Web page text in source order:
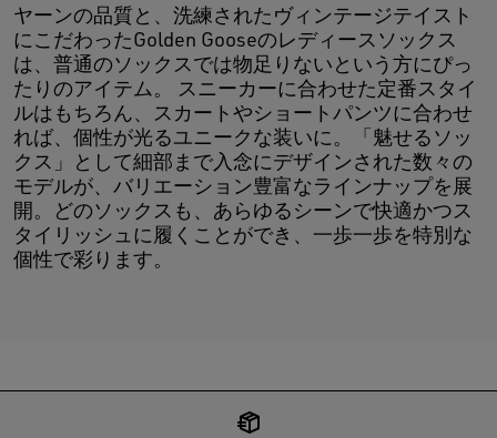
ヤーンの品質と、洗練されたヴィンテージテイスト
にこだわったGolden Gooseのレディースソックス
は、普通のソックスでは物足りないという方にぴっ
たりのアイテム。 スニーカーに合わせた定番スタイ
ルはもちろん、スカートやショートパンツに合わせ
れば、個性が光るユニークな装いに。「魅せるソッ
クス」として細部まで入念にデザインされた数々の
モデルが、バリエーション豊富なラインナップを展
開。どのソックスも、あらゆるシーンで快適かつス
タイリッシュに履くことができ、一歩一歩を特別な
個性で彩ります。